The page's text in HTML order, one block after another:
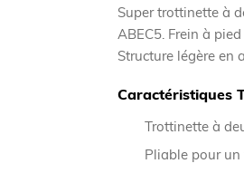
Super trottinette à
ABEC5. Frein à
Structure légère en
Caractéristiques
Trottinette à
Pliable pour